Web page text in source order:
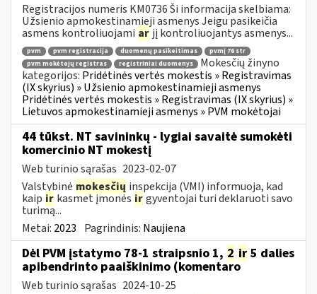
Registracijos numeris KM0736 Ši informacija skelbiama:
Užsienio apmokestinamieji asmenys Jeigu pasikeičia
asmens kontroliuojami ar jį kontroliuojantys asmenys...
pvm pvm registracija duomenų pasikeitimas
pvmį 76 str
pvm mokėtojų registras
registriniai duomenys
Mokesčių žinyno
kategorijos: Pridėtinės vertės mokestis » Registravimas
(IX skyrius) » Užsienio apmokestinamieji asmenys
Pridėtinės vertės mokestis » Registravimas (IX skyrius) »
Lietuvos apmokestinamieji asmenys » PVM mokėtojai
44 tūkst. NT savininkų - lygiai savaitė sumokėti
komercinio NT mokestį
Web turinio sąrašas 2023-02-07
Valstybinė mokesčių inspekcija (VMI) informuoja, kad
kaip ir kasmet įmonės irgyventojai turi deklaruoti savo
turimą...
Metai: 2023 Pagrindinis: Naujiena
Dėl PVM įstatymo 78-1 straipsnio 1, 2 ir 5 dalies
apibendrinto paaiškinimo (komentaro
Web turinio sąrašas 2024-10-25